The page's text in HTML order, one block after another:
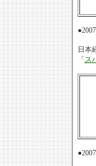
日本
「 ス